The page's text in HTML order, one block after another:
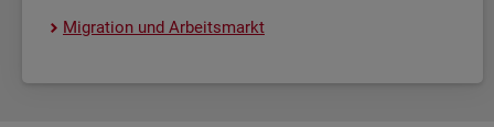
Mi­gra­ti­on und Ar­beits­markt